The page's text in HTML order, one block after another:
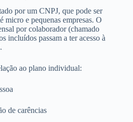
por um CNPJ, que pode ser
micro e pequenas empresas. O
por colaborador (chamado
incluídos passam a ter acesso à
ao plano individual:
de carências